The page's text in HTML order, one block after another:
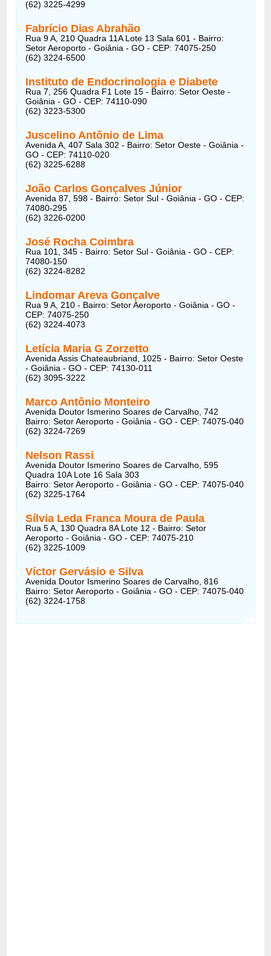
(62) 3225-4299
Fabrício Dias Abrahão
Rua 9 A, 210 Quadra 11A Lote 13 Sala 601 - Bairro:
Setor Aeroporto - Goiânia - GO - CEP: 74075-250
(62) 3224-6500
Instituto de Endocrinologia e Diabete
Rua 7, 256 Quadra F1 Lote 15 - Bairro: Setor Oeste -
Goiânia - GO - CEP: 74110-090
(62) 3223-5300
Juscelino Antônio de Lima
Avenida A, 407 Sala 302 - Bairro: Setor Oeste - Goiânia -
GO - CEP: 74110-020
(62) 3225-6288
João Carlos Gonçalves Júnior
Avenida 87, 598 - Bairro: Setor Sul - Goiânia - GO - CEP:
74080-295
(62) 3226-0200
José Rocha Coimbra
Rua 101, 345 - Bairro: Setor Sul - Goiânia - GO - CEP:
74080-150
(62) 3224-8282
Lindomar Areva Gonçalve
Rua 9 A, 210 - Bairro: Setor Aeroporto - Goiânia - GO -
CEP: 74075-250
(62) 3224-4073
Letícia Maria G Zorzetto
Avenida Assis Chateaubriand, 1025 - Bairro: Setor Oeste
- Goiânia - GO - CEP: 74130-011
(62) 3095-3222
Marco Antônio Monteiro
Avenida Doutor Ismerino Soares de Carvalho, 742
Bairro: Setor Aeroporto - Goiânia - GO - CEP: 74075-040
(62) 3224-7269
Nelson Rassi
Avenida Doutor Ismerino Soares de Carvalho, 595
Quadra 10A Lote 16 Sala 303
Bairro: Setor Aeroporto - Goiânia - GO - CEP: 74075-040
(62) 3225-1764
Sílvia Leda Franca Moura de Paula
Rua 5 A, 130 Quadra 8A Lote 12 - Bairro: Setor
Aeroporto - Goiânia - GO - CEP: 74075-210
(62) 3225-1009
Víctor Gervásio e Silva
Avenida Doutor Ismerino Soares de Carvalho, 816
Bairro: Setor Aeroporto - Goiânia - GO - CEP: 74075-040
(62) 3224-1758